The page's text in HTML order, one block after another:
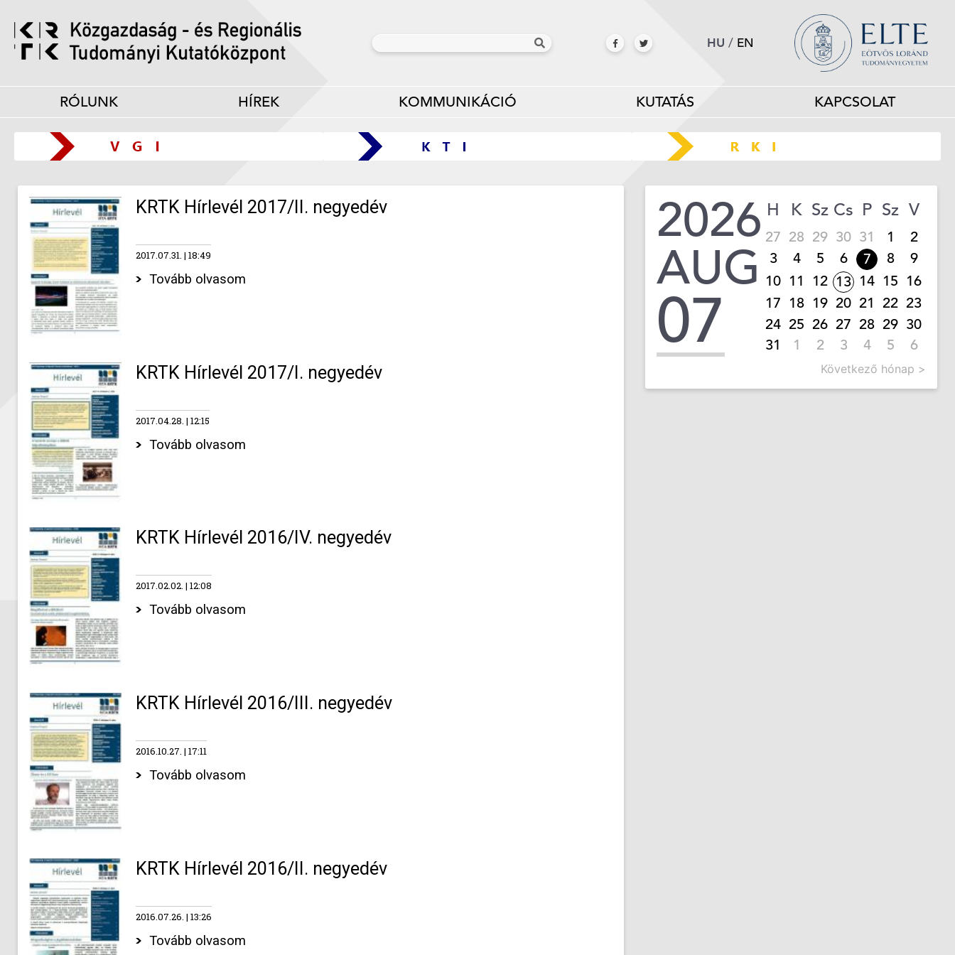
HU / EN
RÓLUNK HÍREK KOMMUNIKÁCIÓ KUTATÁS KAPCSOLAT
KRTK Hírlevél 2017/II. negyedév
2017.07.31. 18:49
Tovább olvasom
KRTK Hírlevél 2017/I. negyedév
2017.04.28. 12:15
Tovább olvasom
KRTK Hírlevél 2016/IV. negyedév
2017.02.02. 12:08
Tovább olvasom
KRTK Hírlevél 2016/III. negyedév
2016.10.27. 17:11
Tovább olvasom
KRTK Hírlevél 2016/II. negyedév
2016.07.26. 13:26
Tovább olvasom
2026
AUG
07
H K Sz Cs P Sz V
27 28 29 30 31 1
2
3
4 5 6 7 8
9
10 11 12 13 14 15 16
17 18 19 20 21 22 23
24 25 26 27 28 29 30
31
1 2 3 4 5 6
Következő hónap >